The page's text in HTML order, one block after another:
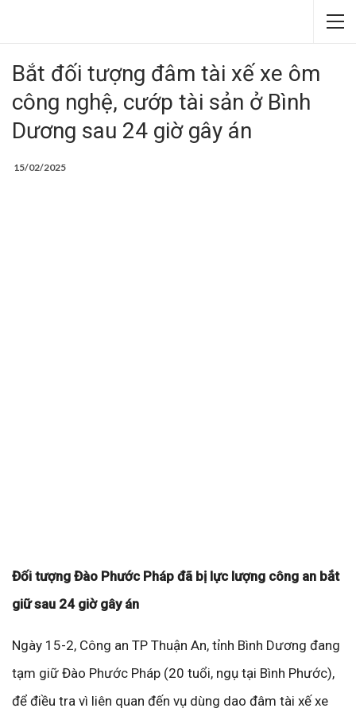
Bắt đối tượng đâm tài xế xe ôm
công nghệ, cướp tài sản ở Bình
Dương sau 24 giờ gây án
15/02/2025
Đối tượng Đào Phước Pháp đã bị lực lượng công an bắt
giữ sau 24 giờ gây án
Ngày 15-2, Công an TP Thuận An, tỉnh Bình Dương đang
tạm giữ Đào Phước Pháp (20 tuổi, ngụ tại Bình Phước),
để điều tra vì liên quan đến vụ dùng dao đâm tài xế xe